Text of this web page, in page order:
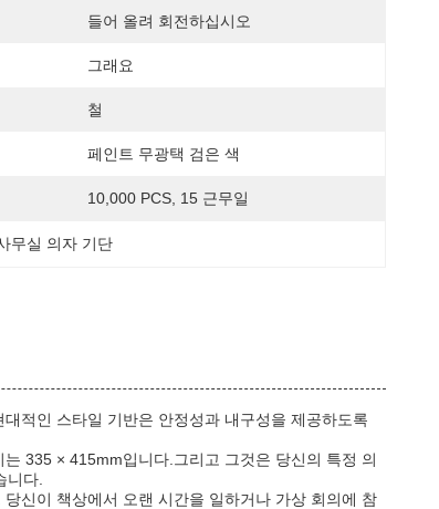
들어 올려 회전하십시오
그래요
철
페인트 무광택 검은 색
10,000 PCS, 15 근무일
무실 의자 기단
적인 스타일 기반은 안정성과 내구성을 제공하도록
335 × 415mm입니다.그리고 그것은 당신의 특정 의
니다.
신이 책상에서 오랜 시간을 일하거나 가상 회의에 참